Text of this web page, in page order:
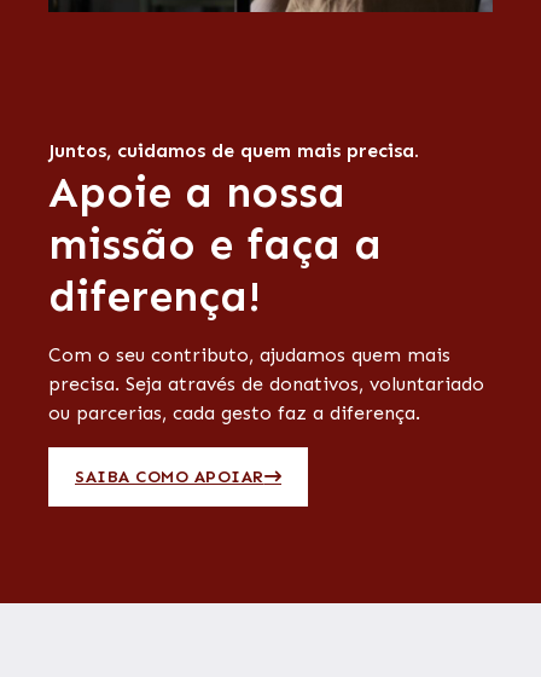
Apoie a nossa
missão e faça a
diferença!
Com o seu contributo, ajudamos quem mais
precisa. Seja através de donativos, voluntariado
ou parcerias, cada gesto faz a diferença.
SAIBA COMO APOIAR
Juntos, cuidamos de quem mais precisa.